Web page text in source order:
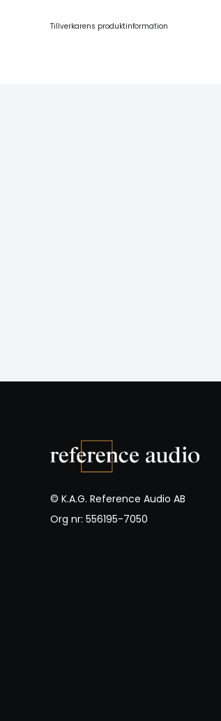
Tillverkarens produktinformation
© K.A.G. Reference Audio AB
Org nr: 556195-7050